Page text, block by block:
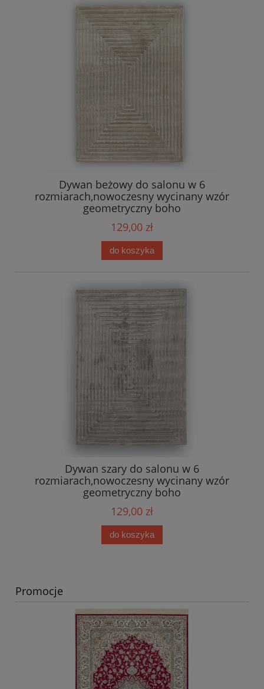
Dywan beżowy do salonu w 6
rozmiarach,nowoczesny wycinany wzór
geometryczny boho
129,00 zł
do koszyka
Dywan szary do salonu w 6
rozmiarach,nowoczesny wycinany wzór
geometryczny boho
129,00 zł
do koszyka
Promocje